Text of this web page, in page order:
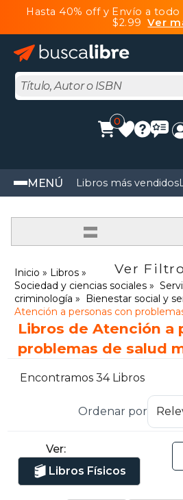
Hasta 40% off y Envío a todo
$2.99Ver
0
MENÚ Libros más vendidos
=
Ver
Inicio
Libros
Sociedad y ciencias sociales
criminología
Bienestar social y
Atención a personas con
Libros de Atención a
problemas de salud
Encontramos 34 Libros
Ordenar por
Ver:
Libros Físicos